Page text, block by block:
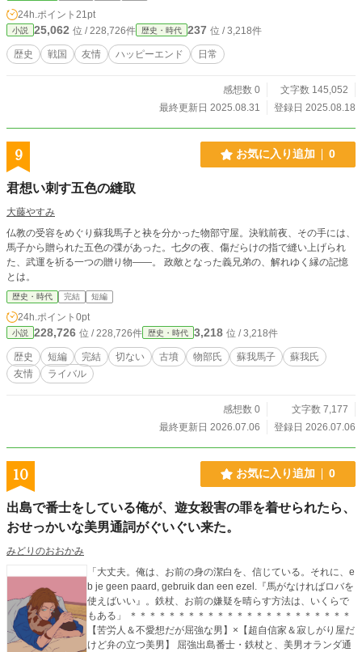
24h.ポイント 21pt
小説 25,062 位 / 228,726件 歴史・時代 237 位 / 3,218件
歴史 戦国 友情 ハッピーエンド 日常
感想数 0
文字数 145,052
最終更新日 2025.08.31
登録日 2025.08.18
9 お気に入り追加 0
君想い刺す五色の縫取
大藤やすみ
仏教の受容をめぐり蘇我馬子と袂を分かった物部守屋。決戦前夜、その手には、
馬子から贈られた五色の弽があった。七夕の夜、傷だらけの指で縫い上げられ
た、武運を祈る一つの贈り物――。 政敵となった義兄弟の、解れゆく縁の記憶
とは。
歴史・時代 完結 短編
24h.ポイント 0pt
小説 228,726 位 / 228,726件 歴史・時代 3,218 位 / 3,218件
歴史 短編 完結 切ない 古墳 物部氏 蘇我馬子
蘇我氏
友情
ライバル
感想数 0
文字数 7,177
最終更新日 2026.07.06
登録日 2026.07.06
10 お気に入り追加 0
出島で番士をしている俺が、遊女殺害の罪を着せられたら、
おせっかいな美男通詞がぐいぐい来た。
みどりのおおかみ
「大丈夫。俺は、お前の身の潔白を、信じている。それに、e
b je geen paard, gebruik dan een ezel.『馬がなければロバを
使えばいい』。鉄杖、お前の嫌疑を晴らす方法は、いくらで
もある」 ＊＊＊＊＊＊＊＊＊＊＊＊＊＊＊＊＊＊＊＊＊＊＊
【苦労人＆不愛想だが屈強な男】×【超自信家＆寂しがり屋だ
けど弁の立つ美男】 屈強出島番士・鉄杖と、美男オランダ通